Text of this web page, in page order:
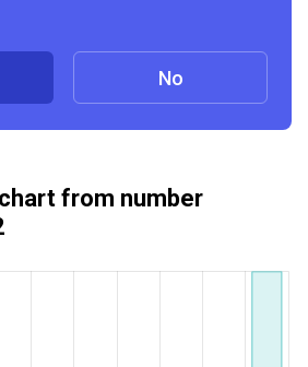
No
from number